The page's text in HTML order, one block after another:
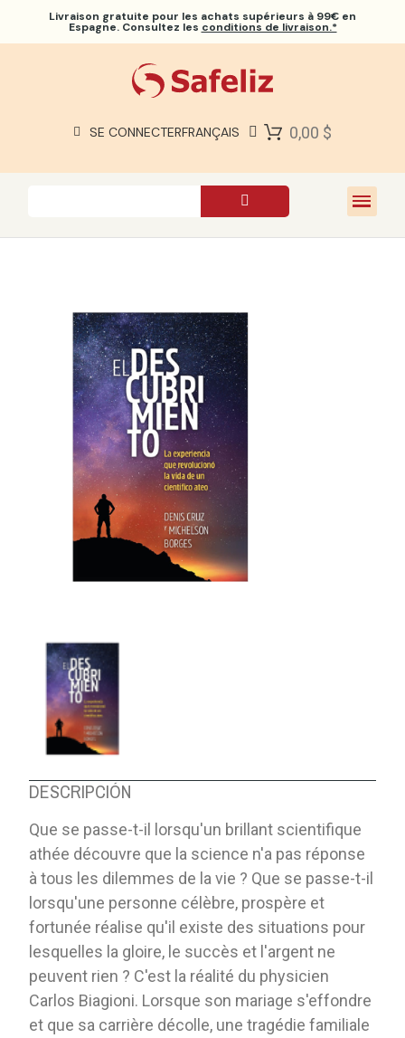
Livraison gratuite pour les achats supérieurs à 99€ en
Espagne. Consultez les conditions de livraison.*
SE CONNECTERFRANÇAIS 0,00 $
À PROPOS DE NOUS
DESCRIPCIÓN
Que se passe-t-il lorsqu'un brillant scientifique
athée découvre que la science n'a pas réponse
à tous les dilemmes de la vie ? Que se passe-t-il
lorsqu'une personne célèbre, prospère et
fortunée réalise qu'il existe des situations pour
lesquelles la gloire, le succès et l'argent ne
peuvent rien ? C'est la réalité du physicien
Carlos Biagioni. Lorsque son mariage s'effondre
et que sa carrière décolle, une tragédie familiale